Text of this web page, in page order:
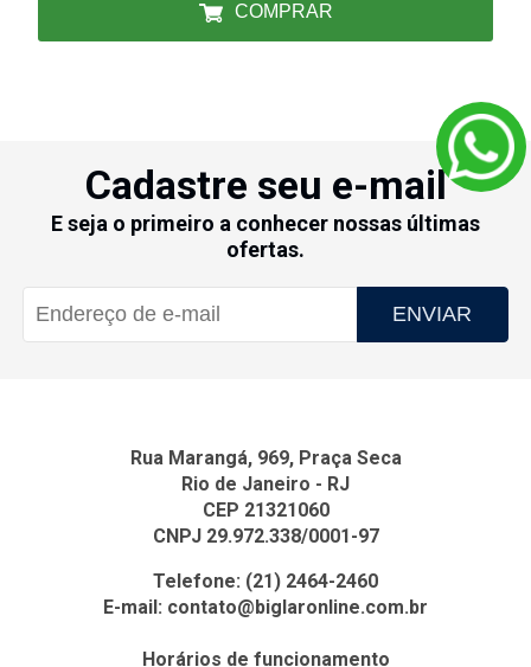
COMPRAR
Cadastre seu e-mail
E seja o primeiro a conhecer nossas últimas
ofertas.
ENVIAR
Rua Marangá, 969, Praça Seca
Rio de Janeiro - RJ
CEP 21321060
CNPJ 29.972.338/0001-97
Telefone: (21) 2464-2460
E-mail: contato@biglaronline.com.br
Horários de funcionamento